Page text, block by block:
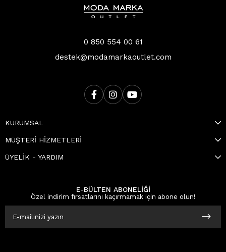
0 850 554 00 61
destek@modamarkaoutlet.com
KURUMSAL
MÜŞTERİ HİZMETLERİ
ÜYELİK - YARDIM
E-BÜLTEN ABONELİĞİ
Özel indirim fırsatlarını kaçırmamak için abone olun!